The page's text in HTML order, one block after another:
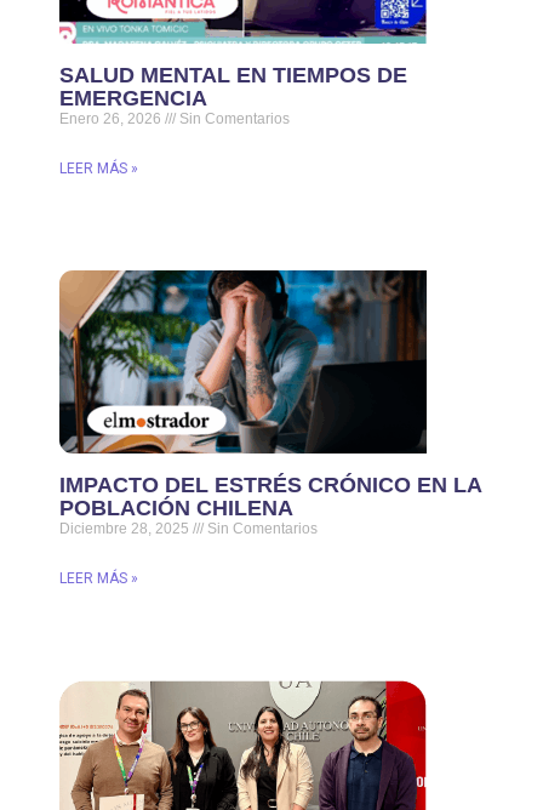
SALUD MENTAL EN TIEMPOS DE
EMERGENCIA
Enero 26, 2026 Sin Comentarios
LEER MÁS »
IMPACTO DEL ESTRÉS CRÓNICO EN LA
POBLACIÓN CHILENA
Diciembre 28, 2025 Sin Comentarios
LEER MÁS »